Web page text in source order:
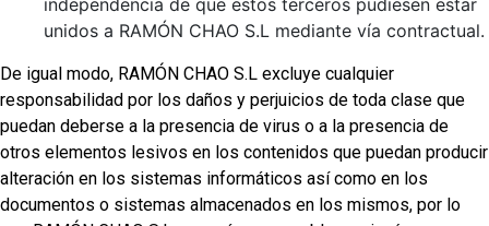
independencia de que estos terceros pudiesen estar
unidos a RAMÓN CHAO S.L mediante vía contractual.
De igual modo, RAMÓN CHAO S.L excluye cualquier
responsabilidad por los daños y perjuicios de toda clase que
puedan deberse a la presencia de virus o a la presencia de
otros elementos lesivos en los contenidos que puedan producir
alteración en los sistemas informáticos así como en los
documentos o sistemas almacenados en los mismos, por lo